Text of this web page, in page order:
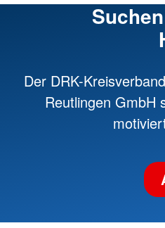
Der DRK-
Reutlingen GmbH